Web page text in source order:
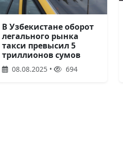
В Узбекистане оборот
легального рынка
такси превысил 5
триллионов сумов
08.08.2025 • 694